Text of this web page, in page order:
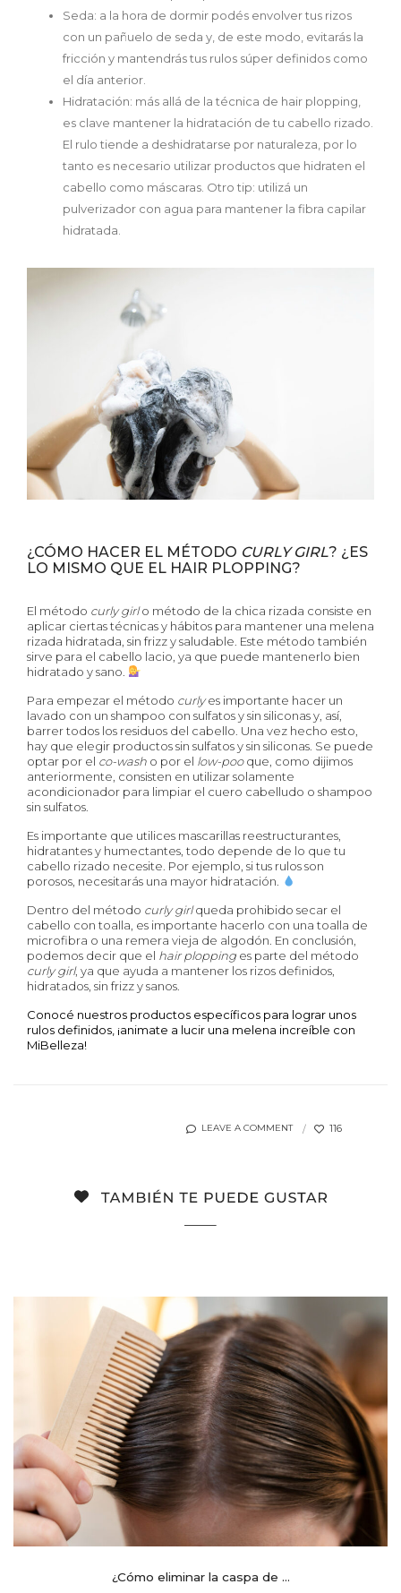
Seda: a la hora de dormir podés envolver tus rizos
con un pañuelo de seda y, de este modo, evitarás la
fricción y mantendrás tus rulos súper definidos como
el día anterior.
Hidratación: más allá de la técnica de hair plopping,
es clave mantener la hidratación de tu cabello rizado.
El rulo tiende a deshidratarse por naturaleza, por lo
tanto es necesario utilizar productos que hidraten el
cabello como máscaras. Otro tip: utilizá un
pulverizador con agua para mantener la fibra capilar
hidratada.
¿CÓMO HACER EL MÉTODO CURLY GIRL? ¿ES
LO MISMO QUE EL HAIR PLOPPING?
El método curly girlo método de la chica rizada consiste en
aplicar ciertas técnicas y hábitos para mantener una melena
rizada hidratada, sin frizz y saludable. Este método también
sirve para el cabello lacio, ya que puede mantenerlo bien
hidratado y sano.
Para empezar el método curlyes importante hacer un
lavado con un shampoo con sulfatos y sin siliconas y, así,
barrer todos los residuos del cabello. Una vez hecho esto,
hay que elegir productos sin sulfatos y sin siliconas. Se puede
optar por el co-wash o por el low-pooque, como dijimos
anteriormente, consisten en utilizar solamente
acondicionador para limpiar el cuero cabelludo o shampoo
sin sulfatos.
Es importante que utilices mascarillas reestructurantes,
hidratantes y humectantes, todo depende de lo que tu
cabello rizado necesite. Por ejemplo, si tus rulos son
porosos, necesitarás una mayor hidratación.
Dentro del método curly girlqueda prohibido secar el
cabello con toalla, es importante hacerlo con una toalla de
microfibra o una remera vieja de algodón. En conclusión,
podemos decir que el hair plopping es parte del método
curly girl, ya que ayuda a mantener los rizos definidos,
hidratados, sin frizz y sanos.
Conocé nuestros productos específicos para lograr unos
rulos definidos, ¡animate a lucir una melena increíble con
MiBelleza!
LEAVE A COMMENT 116
¿Cómo eliminar la caspa de ...